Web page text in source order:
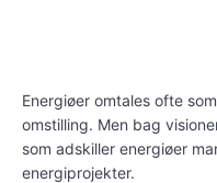
Energiøer omtales ofte
omstilling. Men bag
som adskiller energiøer
energiprojekter.